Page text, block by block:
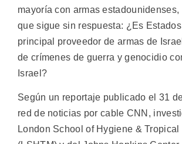
mayoría con armas estadounidenses,
que sigue sin respuesta: ¿Es Estados
principal proveedor de armas de
de crímenes de guerra y genocidio
Israel?
Según un reportaje publicado el 31
red de noticias por cable CNN,
London School of Hygiene &